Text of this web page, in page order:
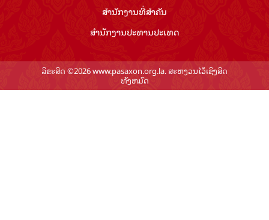
ສຳ​ນັກ​ງານ​ທີ່​ສຳ​ຄັນ
ສຳ​ນັກ​ງານ​ປະ​ທານ​ປະ​ເທດ
ລິຂະສິດ ©2026 www.pasaxon.org.la. ສະຫງວນໄວ້ເຊິງສິດ
ທັງຫມົດ